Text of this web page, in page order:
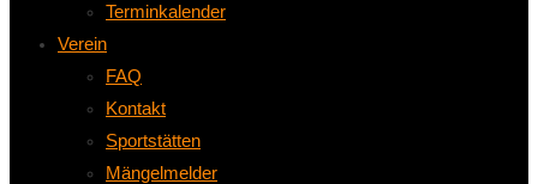
Terminkalender
Verein
FAQ
Kontakt
Sportstätten
Mängelmelder